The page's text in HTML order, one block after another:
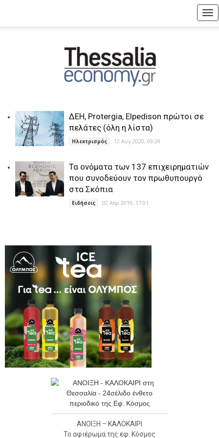
ΔΕΗ, Protergia, Elpedison πρώτοι σε
πελάτες (όλη η λίστα)
Ηλεκτρισμός 12 Αυγ 2020, 09:29
Τα ονόματα των 137 επιχειρηματιών
που συνοδεύουν τον πρωθυπουργό
στα Σκόπια
Ειδήσεις 02 Απρ 2019, 17:01
ΑΝΟΙΞΗ – ΚΑΛΟΚΑΙΡΙ
Το αφιέρωμα της εφ. Κόσμος